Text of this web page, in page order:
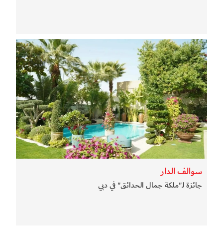
سوالف الدار
جائزة لـ"ملكة جمال الحدائق" في دبي